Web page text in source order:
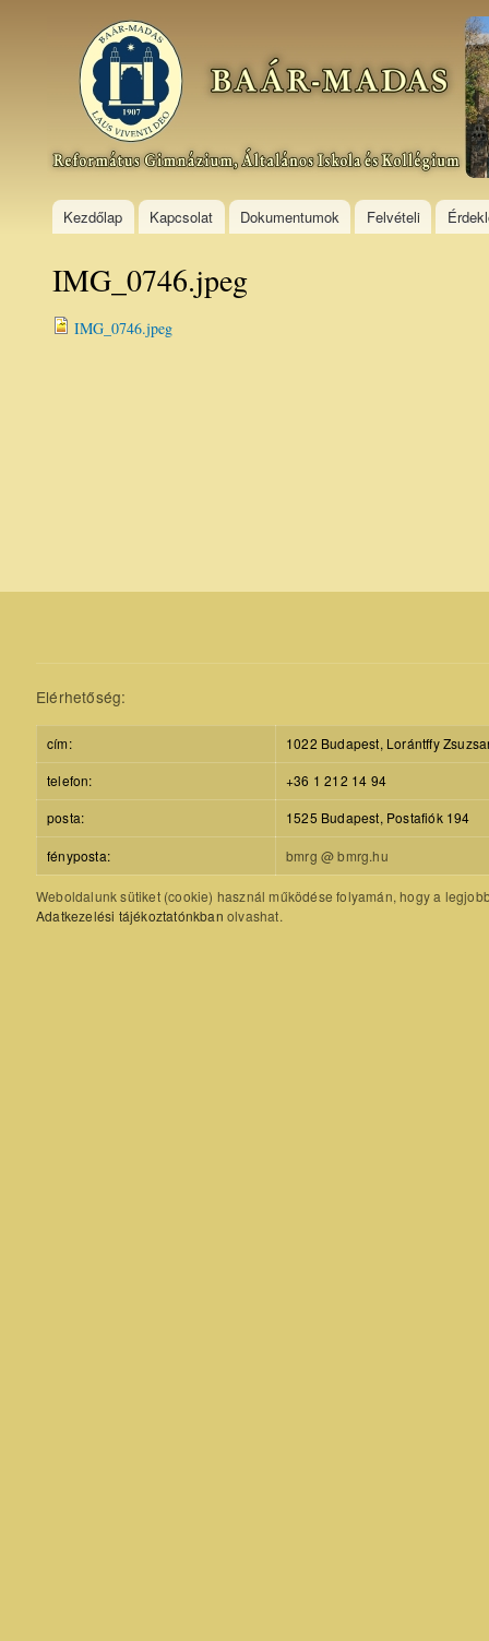
Baár–
Madas
Református
Gimnázium,
Általános
Kollégium
Kezdőlap Kapcsolat Dokumentumok Felvételi
IMG_0746.jpeg
IMG_0746.jpeg
Elérhetőség:
cím:
1022 Budapest, Lorántffy
telefon:
+36 1 212 14 94
posta:
1525 Budapest, Postafiók 194
fényposta: bmrg @ bmrg.hu
Weboldalunk sütiket (cookie) használ működése folyamán, hogy a
Adatkezelési tájékoztatónkban olvashat.